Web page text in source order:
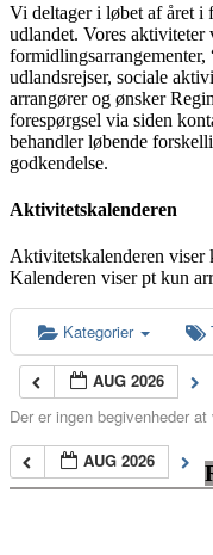
Vi deltager i løbet af året i
udlandet. Vores aktiviteter
formidlingsarrangementer,
udlandsrejser, sociale
arrangører og ønsker
forespørgsel via siden
behandler løbende
godkendelse.
Aktivitetskalenderen
Aktivitetskalenderen viser
Kalenderen viser pt kun
Kategorier
AUG 2026
Der er ingen begivenheder
AUG 2026